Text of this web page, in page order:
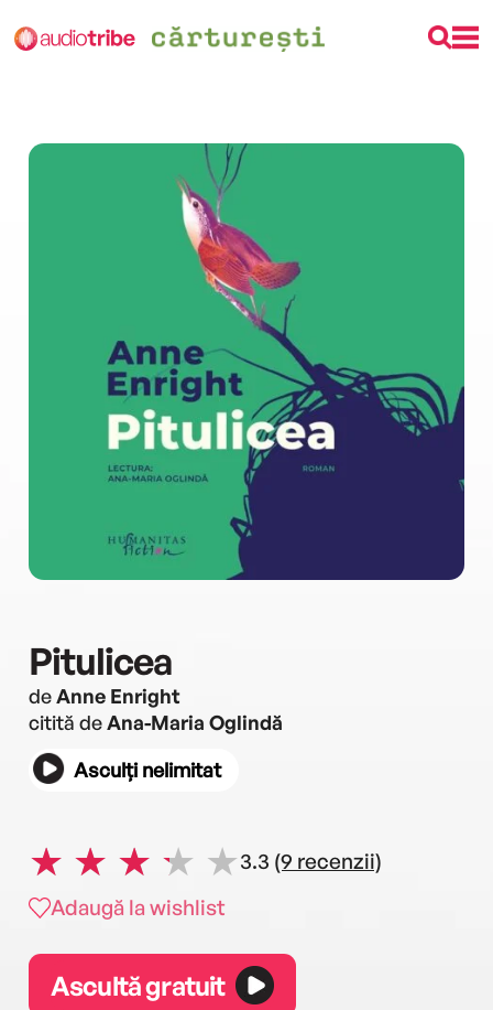
Pitulicea
deAnne Enright
citită deAna-Maria Oglindă
Asculți nelimitat
3.3 (9 recenzii)
Adaugă la wishlist
Ascultă gratuit